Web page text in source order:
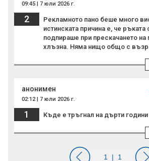
09:45 | 7 юли 2026 г.
2
Рекламното пано беше много
истинската причина е, че ръката
подпираше при прескачането на
хлъзна. Няма нищо общо с
анонимен
02:12 | 7 юли 2026 г.
1 Къде е тръгнал на дърти